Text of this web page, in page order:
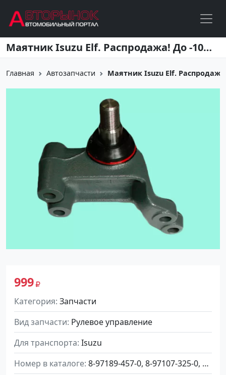
Перейти к основному содержанию Маятник Isuzu Elf. Распродажа! До -100%! Краснодар
Главная Автозапчасти Маятник Isuzu Elf.
999
Категория Запчасти
Вид запчасти Рулевое управление
Для транспорта Isuzu
Номер в каталоге
8-97189-457-0, 8-97107-325-0, 8-97031-357-0, 8971894570, 8971073250, 8970313570